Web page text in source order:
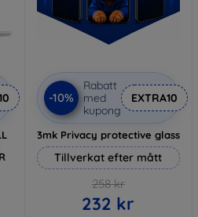
-10%
Rabatt
med
kupong
EXTRA10
3mk Privacy protective glass
Tillverkat efter mått
258 kr
232 kr